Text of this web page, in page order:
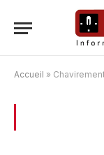
Accueil »